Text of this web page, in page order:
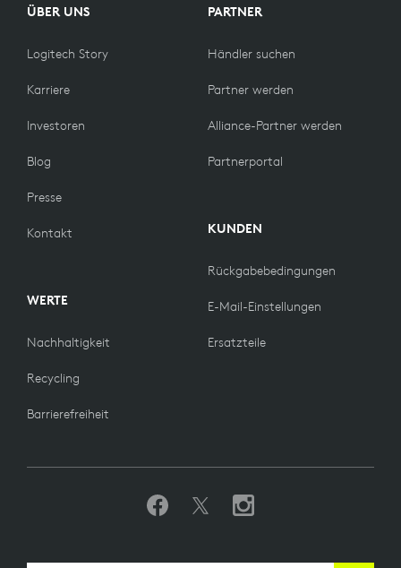
ÜBER UNS
Logitech Story
Karriere
Investoren
Blog
Presse
Kontakt
WERTE
Nachhaltigkeit
Recycling
Barrierefreiheit
PARTNER
Händler suchen
Partner werden
Alliance-Partner werden
Partnerportal
KUNDEN
Rückgabebedingungen
E-Mail-Einstellungen
Ersatzteile